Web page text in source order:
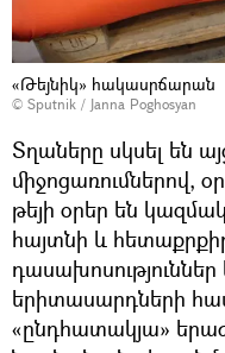
«Թեյնիկ» հակասրճարան
© Sputnik / Janna Poghosyan
Տղաները սկսել են
միջոցառումներով,
թեյի օրեր են
հայտնի և
երիտասարդների
«ընդհատակյա»